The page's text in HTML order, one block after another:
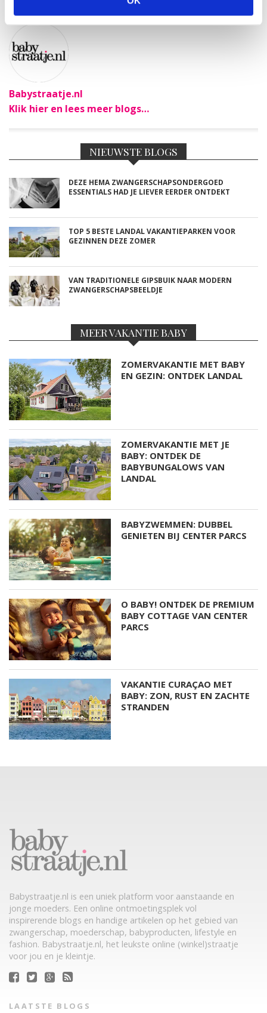
Babystraatje.nl
Klik hier en lees meer blogs…
NIEUWSTE BLOGS
DEZE HEMA ZWANGERSCHAPSONDERGOED
ESSENTIALS HAD JE LIEVER EERDER ONTDEKT
TOP 5 BESTE LANDAL VAKANTIEPARKEN VOOR
GEZINNEN DEZE ZOMER
VAN TRADITIONELE GIPSBUIK NAAR MODERN
ZWANGERSCHAPSBEELDJE
MEER VAKANTIE BABY
ZOMERVAKANTIE MET BABY
EN GEZIN: ONTDEK LANDAL
ZOMERVAKANTIE MET JE
BABY: ONTDEK DE
BABYBUNGALOWS VAN
LANDAL
BABYZWEMMEN: DUBBEL
GENIETEN BIJ CENTER PARCS
O BABY! ONTDEK DE PREMIUM
BABY COTTAGE VAN CENTER
PARCS
VAKANTIE CURAÇAO MET
BABY: ZON, RUST EN ZACHTE
STRANDEN
Babystraatje.nl is een uniek platform voor aanstaande en
jonge moeders. Een online ontmoetingsplek vol
inspirerende blogs en handige artikelen op het gebied van
zwangerschap, moederschap, babyproducten, lifestyle en
fashion. Babystraatje.nl, het leukste online (winkel)straatje
voor jou en je kleintje.
LAATSTE BLOGS